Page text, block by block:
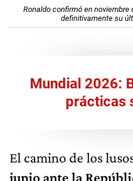
Ronaldo confirmó en noviembre
definitivamente su
Mundial 2026:
prácticas
El camino de los
junio ante la